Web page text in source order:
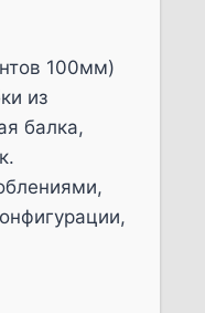
100мм)
из
балка,